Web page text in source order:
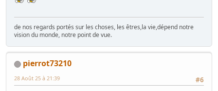
de nos regards portés sur les choses, les êtres,la vie,dépend notre
vision du monde, notre point de vue.
pierrot73210
#6
28 Août 25 à 21:39